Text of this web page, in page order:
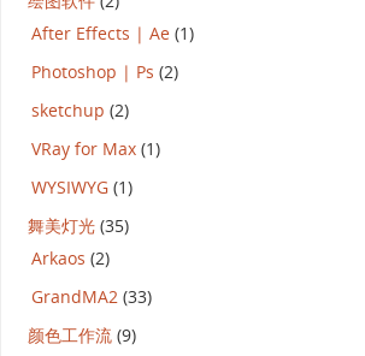
After Effects | Ae(1)
Photoshop | Ps (2)
sketchup (2)
VRay for Max(1)
WYSIWYG(1)
舞美灯光(35)
Arkaos (2)
GrandMA2(33)
颜色工作流(9)